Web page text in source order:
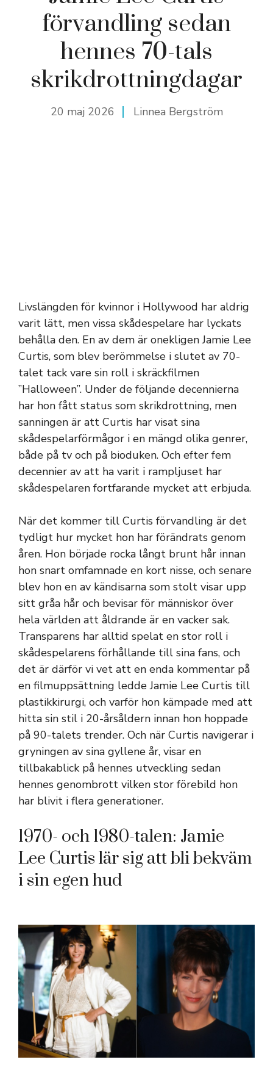
förvandling sedan
hennes 70-tals
skrikdrottningdagar
20 maj 2026 Linnea Bergström
Livslängden för kvinnor i Hollywood har aldrig
varit lätt, men vissa skådespelare har lyckats
behålla den. En av dem är onekligen Jamie Lee
Curtis, som blev berömmelse i slutet av 70-
talet tack vare sin roll i skräckfilmen
”Halloween”. Under de följande decennierna
har hon fått status som skrikdrottning, men
sanningen är att Curtis har visat sina
skådespelarförmågor i en mängd olika genrer,
både på tv och på bioduken. Och efter fem
decennier av att ha varit i rampljuset har
skådespelaren fortfarande mycket att erbjuda.
När det kommer till Curtis förvandling är det
tydligt hur mycket hon har förändrats genom
åren. Hon började rocka långt brunt hår innan
hon snart omfamnade en kort nisse, och senare
blev hon en av kändisarna som stolt visar upp
sitt gråa hår och bevisar för människor över
hela världen att åldrande är en vacker sak.
Transparens har alltid spelat en stor roll i
skådespelarens förhållande till sina fans, och
det är därför vi vet att en enda kommentar på
en filmuppsättning ledde Jamie Lee Curtis till
plastikkirurgi, och varför hon kämpade med att
hitta sin stil i 20-årsåldern innan hon hoppade
på 90-talets trender. Och när Curtis navigerar i
gryningen av sina gyllene år, visar en
tillbakablick på hennes utveckling sedan
hennes genombrott vilken stor förebild hon
har blivit i flera generationer.
1970- och 1980-talen: Jamie
Lee Curtis lär sig att bli bekväm
i sin egen hud